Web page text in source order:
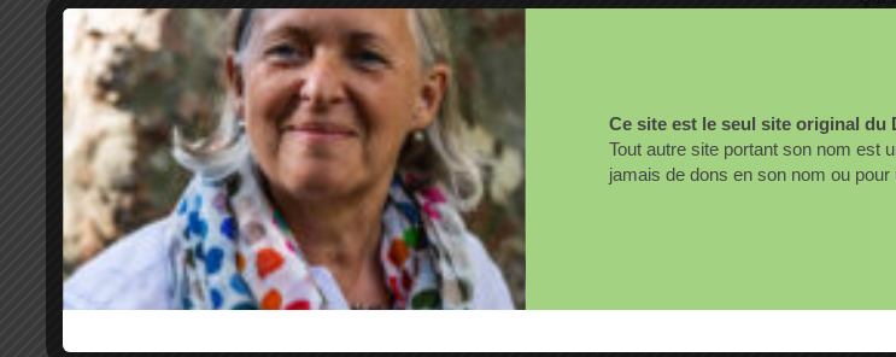
Publications
2015, Auteure, Le syndrome prémenstruel, Editions Thierry Souccar
2010, Co-auteur, Mme M.Laganier, guide cancer du sein et médecines
alternatives
2010, Co-auteur Mme C Mosca, 9 mois sans médicaments, Editions
Hachette
2010, Co-auteur avec le Pr H.Joyeux, Comment enrayer l’épidémie des
cancers du sein et des récidives ?, Editions FX de Guibert, Prix 2009 du
livre de la Prévention décerné par l’Association Nationale de Prévention
Ce site est le seul site original du
Tout autre site portant son nom est
jamais de dons en son nom ou